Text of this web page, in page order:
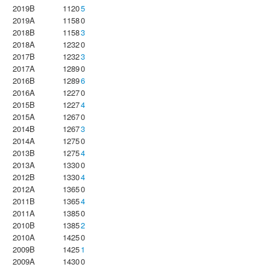
2019B
11205
2019A
11580
2018B
11583
2018A
12320
2017B
12323
2017A
12890
2016B
12896
2016A
12270
2015B
12274
2015A
12670
2014B
12673
2014A
12750
2013B
12754
2013A
13300
2012B
13304
2012A
13650
2011B
13654
2011A
13850
2010B
13852
2010A
14250
2009B
14251
2009A
14300